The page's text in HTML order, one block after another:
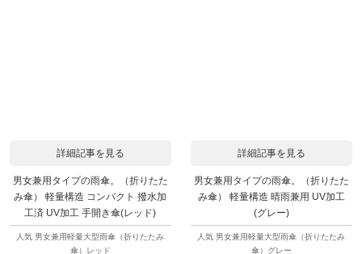
詳細記事を見る
男女兼用タイプの雨傘。（折りたた
み傘） 軽量構造 コンパクト 撥水加
工済 UV加工 手開き傘(レッド)
人気 男女兼用軽量大型雨傘（折りたたみ
傘）レッド
詳細記事を見る
男女兼用タイプの雨傘。（折りたた
み傘） 軽量構造 晴雨兼用 UV加工
(グレー)
人気 男女兼用軽量大型雨傘（折りたたみ
傘）グレー